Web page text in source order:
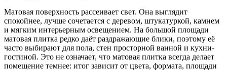
Матовая поверхность рассеивает свет. Она выглядит
спокойнее, лучше сочетается с деревом, штукатуркой, камнем
и мягким интерьерным освещением. На большой площади
матовая плитка редко даёт раздражающие блики, поэтому её
часто выбирают для пола, стен просторной ванной и кухни-
гостиной. Это не означает, что матовая плитка всегда делает
помещение темнее: итог зависит от цвета, формата, площади